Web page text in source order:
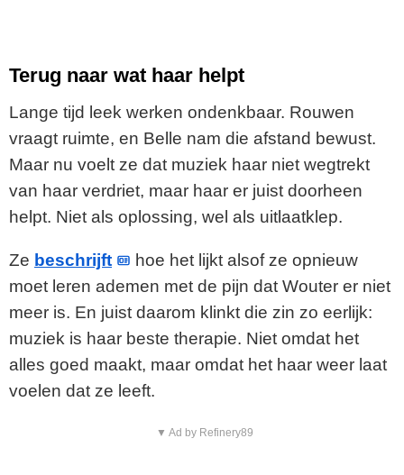
Terug naar wat haar helpt
Lange tijd leek werken ondenkbaar. Rouwen
vraagt ruimte, en Belle nam die afstand bewust.
Maar nu voelt ze dat muziek haar niet wegtrekt
van haar verdriet, maar haar er juist doorheen
helpt. Niet als oplossing, wel als uitlaatklep.
Ze beschrijft
hoe het lijkt alsof ze opnieuw
moet leren ademen met de pijn dat Wouter er niet
meer is. En juist daarom klinkt die zin zo eerlijk:
muziek is haar beste therapie. Niet omdat het
alles goed maakt, maar omdat het haar weer laat
voelen dat ze leeft.
▼ Ad by Refinery89